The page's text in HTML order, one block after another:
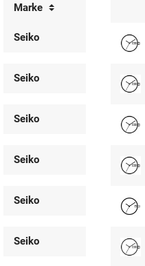
Marke
Seiko
Seiko
Seiko
Seiko
Seiko
Seiko